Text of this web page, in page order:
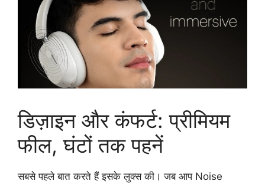
डिज़ाइन और कंफर्ट: प्रीमियम
फील, घंटों तक पहनें
सबसे पहले बात करते हैं इसके लुक्स की। जब आप Noise